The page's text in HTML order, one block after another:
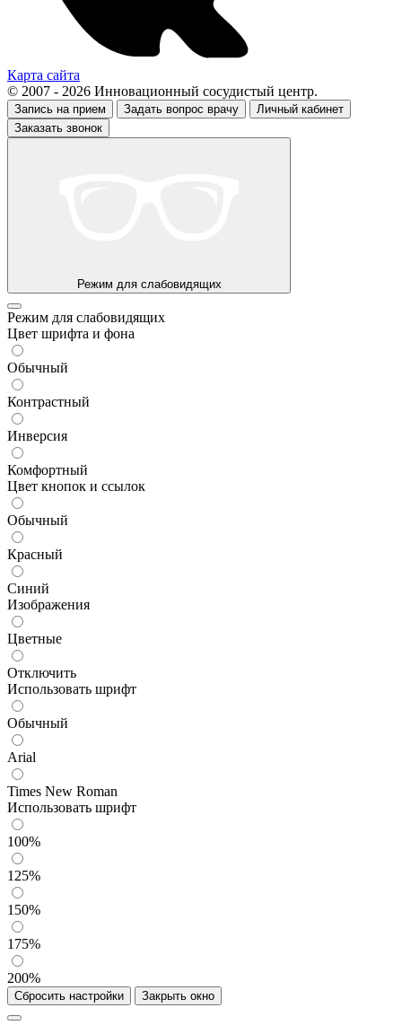
Карта сайта
© 2007 - 2026 Инновационный сосудистый центр.
Запись на прием Задать вопрос врачу
Личный кабинет
Заказать звонок
Режим для слабовидящих
Режим для слабовидящих
Цвет шрифта и фона
Обычный
Контрастный
Инверсия
Комфортный
Цвет кнопок и ссылок
Обычный
Красный
Синий
Изображения
Цветные
Отключить
Использовать шрифт
Обычный
Arial
Times New Roman
Использовать шрифт
100%
125%
150%
175%
200%
Сбросить настройки Закрыть окно